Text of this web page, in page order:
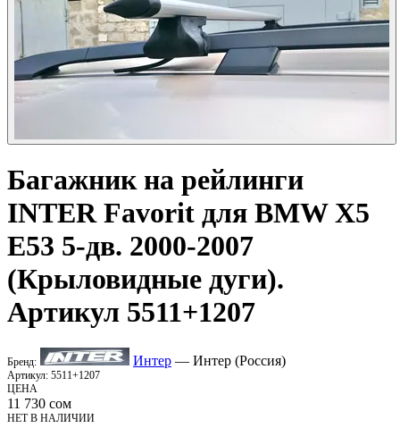
Багажник на рейлинги
INTER Favorit для BMW X5
E53 5-дв. 2000-2007
(Крыловидные дуги).
Артикул 5511+1207
Бренд: Интер — Интер (Россия)
Артикул: 5511+1207
ЦЕНА
11 730 сом
НЕТ В НАЛИЧИИ